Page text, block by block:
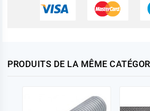
PRODUITS DE LA MÊME